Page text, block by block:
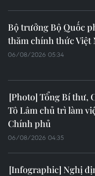
Bộ trưởng Bộ Quốc
thăm chính thức Việt
06/08/2026 05:34
Tổng Bí thư,
Tô Lâm chủ trì làm
Chính phủ
06/08/2026 04:35
Nghị